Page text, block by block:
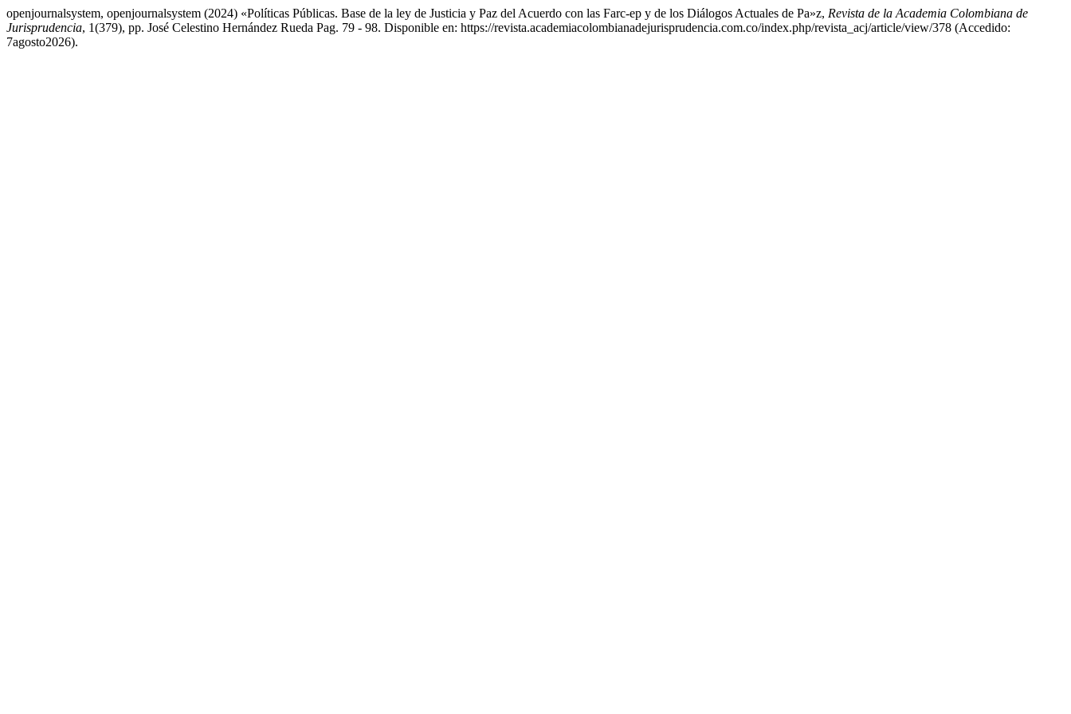
openjournalsystem, openjournalsystem (2024) «Políticas Públicas. Base de la ley de Justicia y Paz del Acuerdo con las Farc-ep y de los Diálogos Actuales de Pa»z, Revista de la Academia Colombiana de
Jurisprudencia, 1(379), pp. José Celestino Hernández Rueda Pag. 79 - 98. Disponible en: https://revista.academiacolombianadejurisprudencia.com.co/index.php/revista_acj/article/view/378 (Accedido:
7agosto2026).